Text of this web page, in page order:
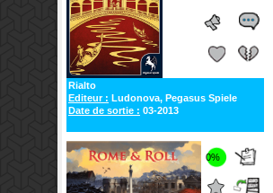
Rialto
Editeur : Ludonova, Pegasus Spiele
Date de sortie : 03-2013
0%